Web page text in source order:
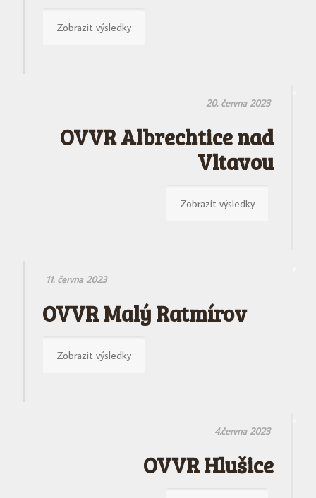
Zobrazit výsledky
20. června 2023
OVVR Albrechtice nad
Vltavou
Zobrazit výsledky
11. června 2023
OVVR Malý Ratmírov
Zobrazit výsledky
4.června 2023
OVVR Hlušice